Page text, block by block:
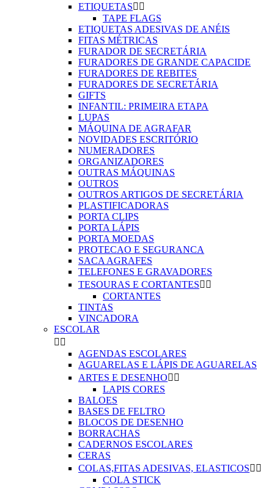
ETIQUETAS 
TAPE FLAGS
ETIQUETAS ADESIVAS DE ANÉIS
FITAS MÉTRICAS
FURADOR DE SECRETÁRIA
FURADORES DE GRANDE CAPACIDE
FURADORES DE REBITES
FURADORES DE SECRETÁRIA
GIFTS
INFANTIL: PRIMEIRA ETAPA
LUPAS
MÁQUINA DE AGRAFAR
NOVIDADES ESCRITÓRIO
NUMERADORES
ORGANIZADORES
OUTRAS MÁQUINAS
OUTROS
OUTROS ARTIGOS DE SECRETÁRIA
PLASTIFICADORAS
PORTA CLIPS
PORTA LÁPIS
PORTA MOEDAS
PROTECAO E SEGURANCA
SACA AGRAFES
TELEFONES E GRAVADORES
TESOURAS E CORTANTES 
CORTANTES
TINTAS
VINCADORA
ESCOLAR
 
AGENDAS ESCOLARES
AGUARELAS E LÁPIS DE AGUARELAS
ARTES E DESENHO 
LAPIS CORES
BALOES
BASES DE FELTRO
BLOCOS DE DESENHO
BORRACHAS
CADERNOS ESCOLARES
CERAS
COLAS,FITAS ADESIVAS, ELASTICOS 
COLA STICK